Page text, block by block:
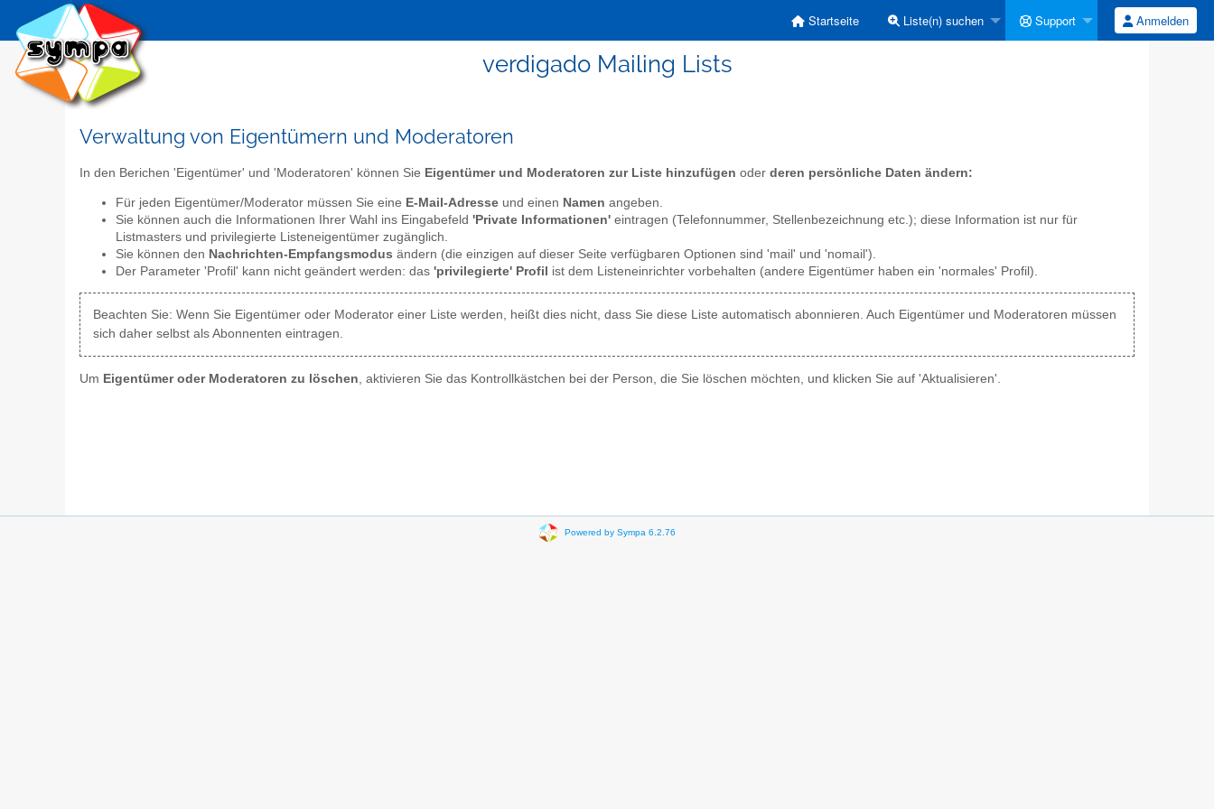
Startseite Liste(n) suchen Support Anmelden
verdigado Mailing Lists
Verwaltung von Eigentümern und Moderatoren
In den Berichen 'Eigentümer' und 'Moderatoren' können Sie Eigentümer und Moderatoren zur Liste hinzufügen oder deren persönliche Daten ändern:
Für jeden Eigentümer/Moderator müssen Sie eine E-Mail-Adresse und einen Namen angeben.
Sie können auch die Informationen Ihrer Wahl ins Eingabefeld 'Private Informationen' eintragen (Telefonnummer, Stellenbezeichnung etc.); diese Information ist nur für
Listmasters und privilegierte Listeneigentümer zugänglich.
Sie können den Nachrichten-Empfangsmodus ändern (die einzigen auf dieser Seite verfügbaren Optionen sind 'mail' und 'nomail').
Der Parameter 'Profil' kann nicht geändert werden: das 'privilegierte' Profil ist dem Listeneinrichter vorbehalten (andere Eigentümer haben ein 'normales' Profil).
Beachten Sie: Wenn Sie Eigentümer oder Moderator einer Liste werden, heißt dies nicht, dass Sie diese Liste automatisch abonnieren. Auch Eigentümer und Moderatoren müssen
sich daher selbst als Abonnenten eintragen.
Um Eigentümer oder Moderatoren zu löschen , aktivieren Sie das Kontrollkästchen bei der Person, die Sie löschen möchten, und klicken Sie auf 'Aktualisieren'.
Powered by Sympa 6.2.76